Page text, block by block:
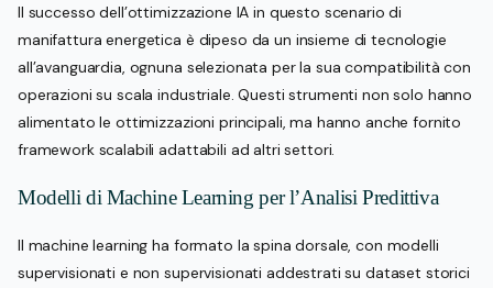
Il successo dell’ottimizzazione IA in questo scenario di
manifattura energetica è dipeso da un insieme di tecnologie
all’avanguardia, ognuna selezionata per la sua compatibilità con
operazioni su scala industriale. Questi strumenti non solo hanno
alimentato le ottimizzazioni principali, ma hanno anche fornito
framework scalabili adattabili ad altri settori.
Modelli di Machine Learning per l’Analisi Predittiva
Il machine learning ha formato la spina dorsale, con modelli
supervisionati e non supervisionati addestrati su dataset storici